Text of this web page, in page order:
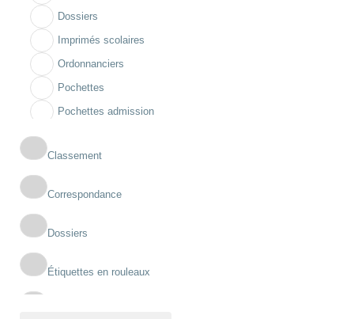
Dossiers
Imprimés scolaires
Ordonnanciers
Pochettes
Pochettes admission
Classement
Correspondance
Dossiers
Étiquettes en rouleaux